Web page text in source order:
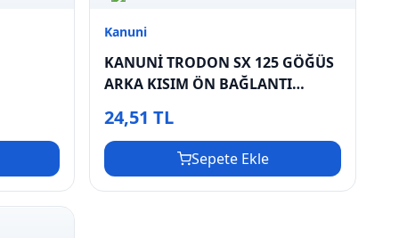
Kanuni
KANUNİ TRODON SX 125 GÖĞÜS
ARKA KISIM ÖN BAĞLANTI
24,51 TL
Sepete Ekle